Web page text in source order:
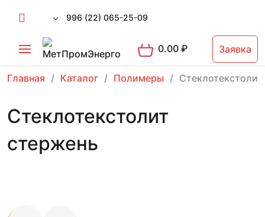
996 (22) 065-25-09
0.00₽ Заявка
Главная Каталог Полимеры
Стеклотекстолит
стержень